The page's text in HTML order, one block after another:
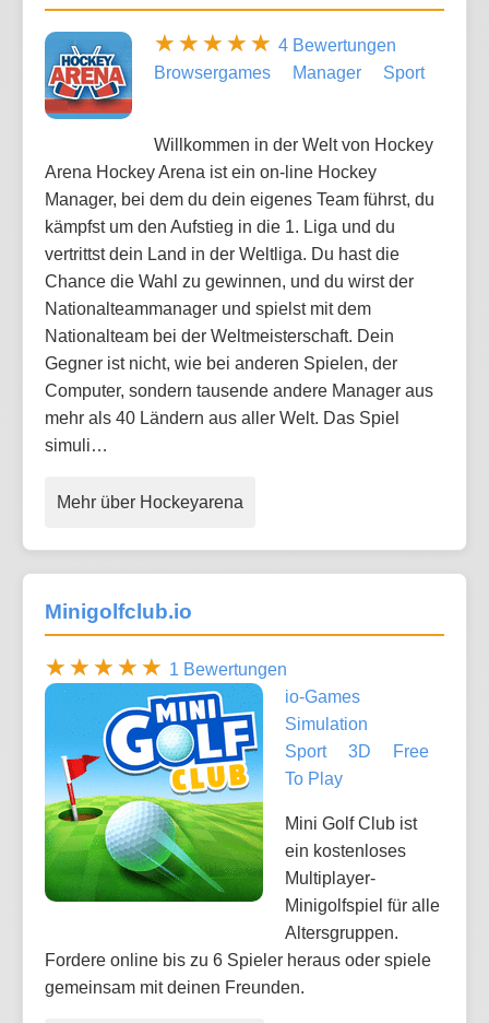
4 Bewertungen
Browsergames
Manager Sport
Willkommen in der Welt von Hockey
Arena Hockey Arena ist ein on-line Hockey
Manager, bei dem du dein eigenes Team führst, du
kämpfst um den Aufstieg in die 1. Liga und du
vertrittst dein Land in der Weltliga. Du hast die
Chance die Wahl zu gewinnen, und du wirst der
Nationalteammanager und spielst mit dem
Nationalteam bei der Weltmeisterschaft. Dein
Gegner ist nicht, wie bei anderen Spielen, der
Computer, sondern tausende andere Manager aus
mehr als 40 Ländern aus aller Welt. Das Spiel
simuli…
Mehr über Hockeyarena
Minigolfclub.io
1 Bewertungen
io-Games
Simulation
Sport
3D
Free
To Play
Mini Golf Club ist
ein kostenloses
Multiplayer-
Minigolfspiel für alle
Altersgruppen.
Fordere online bis zu 6 Spieler heraus oder spiele
gemeinsam mit deinen Freunden.